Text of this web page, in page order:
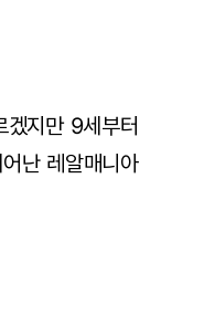
겠지만 9세부터
난 레알매니아